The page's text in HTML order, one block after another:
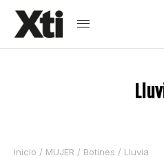
Inicio / MUJER / Botines / Lluvia